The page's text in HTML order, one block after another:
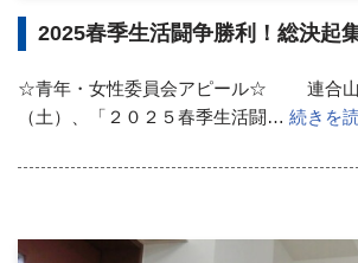
2025春季生活闘争勝利！総決起
☆青年・女性委員会アピール☆ 連合山
（土）、「２０２５春季生活闘… 続きを